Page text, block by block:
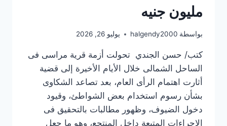
مليون جنيه
بواسطة halgendy2000 يوليو 26, 2026
كتب/ حسن الجندي تحولت أزمة قرية مراسى فى
الساحل الشمالى خلال الأيام الأخيرة إلى قضية
أثارت اهتمام الرأى العام، بعد تصاعد الشكاوى
بشأن رسوم استخدام بعض الشواطئ، وقيود
دخول الضيوف، وظهور مطالبات بالتحقيق فى
الإجراءات المتبعة داخل المنتجع، وهو ما جعل